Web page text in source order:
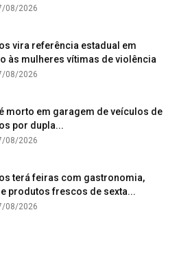
08/2026
vira referência estadual em
às mulheres vítimas de violência
08/2026
morto em garagem de veículos de
por dupla...
08/2026
terá feiras com gastronomia,
produtos frescos de sexta...
08/2026